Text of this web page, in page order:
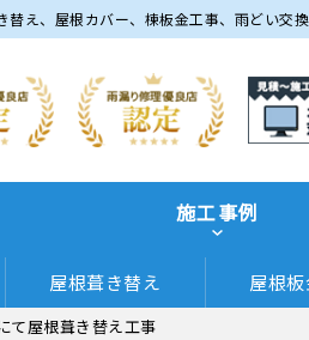
え、屋根カバー、棟板金工事、雨どい
施工事例
屋根葺き替え 屋根
て屋根葺き替え工事